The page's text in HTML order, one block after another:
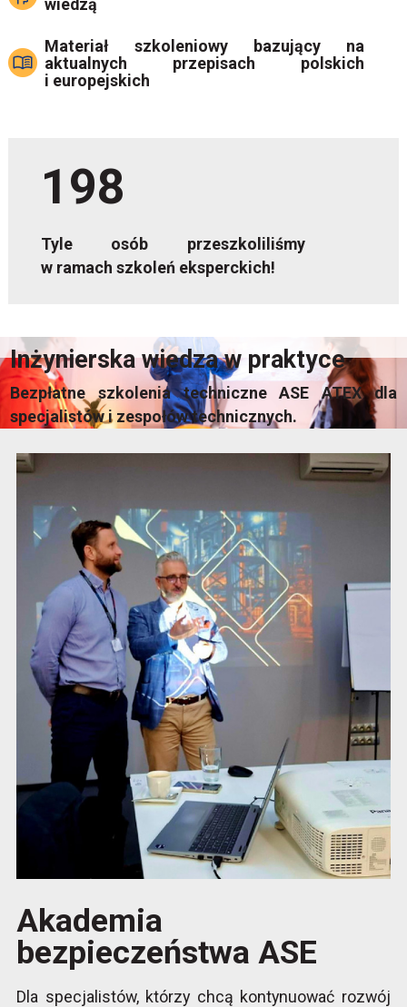
wiedzą
Materiał szkoleniowy bazujący na
aktualnych przepisach polskich
i europejskich
198
Tyle osób przeszkoliliśmy
w ramach szkoleń eksperckich!
Inżynierska wiedza w praktyce
Bezpłatne szkolenia techniczne ASE ATEX dla
specjalistów i zespołów technicznych.
Akademia
bezpieczeństwa ASE
Dla specjalistów, którzy chcą kontynuować rozwój